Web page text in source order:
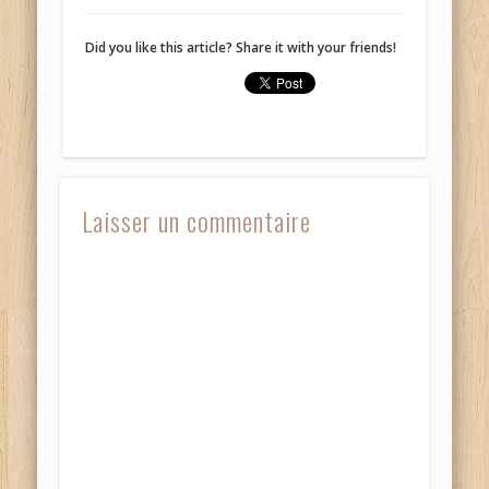
une
nouvelle
une
nouvelle
Did you like this article? Share it with your friends!
Laisser un commentaire